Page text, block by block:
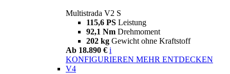
Multistrada V2 S
115,6 PS Leistung
92,1 Nm Drehmoment
202 kg Gewicht ohne Kraftstoff
Ab 18.890 € i
KONFIGURIEREN MEHR ENTDECKEN
V4